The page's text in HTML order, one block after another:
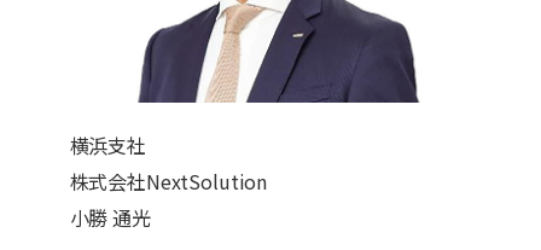
横浜支社
株式会社NextSolution
小勝 通光